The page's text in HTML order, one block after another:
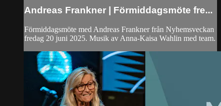
Andreas Frankner | Förmiddagsmöte fre...
Förmiddagsmöte med Andreas Frankner från Nyhemsveckan
fredag 20 juni 2025. Musik av Anna-Kaisa Wahlin med team.